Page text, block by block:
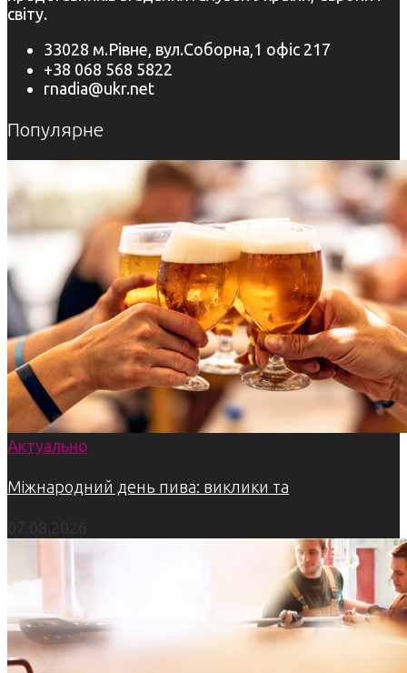
світу.
33028 м.Рівне, вул.Соборна,1 офіс 217
+38 068 568 5822
rnadia@ukr.net
Популярне
Актуально
Міжнародний день пива: виклики та